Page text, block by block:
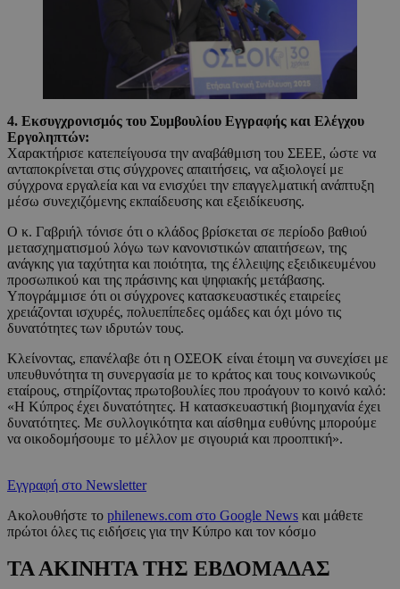
4. Εκσυγχρονισμός του Συμβουλίου Εγγραφής και Ελέγχου
Εργοληπτών:
Χαρακτήρισε κατεπείγουσα την αναβάθμιση του ΣΕΕΕ, ώστε να
ανταποκρίνεται στις σύγχρονες απαιτήσεις, να αξιολογεί με
σύγχρονα εργαλεία και να ενισχύει την επαγγελματική ανάπτυξη
μέσω συνεχιζόμενης εκπαίδευσης και εξειδίκευσης.
Ο κ. Γαβριήλ τόνισε ότι ο κλάδος βρίσκεται σε περίοδο βαθιού
μετασχηματισμού λόγω των κανονιστικών απαιτήσεων, της
ανάγκης για ταχύτητα και ποιότητα, της έλλειψης εξειδικευμένου
προσωπικού και της πράσινης και ψηφιακής μετάβασης.
Υπογράμμισε ότι οι σύγχρονες κατασκευαστικές εταιρείες
χρειάζονται ισχυρές, πολυεπίπεδες ομάδες και όχι μόνο τις
δυνατότητες των ιδρυτών τους.
Κλείνοντας, επανέλαβε ότι η ΟΣΕΟΚ είναι έτοιμη να συνεχίσει με
υπευθυνότητα τη συνεργασία με το κράτος και τους κοινωνικούς
εταίρους, στηρίζοντας πρωτοβουλίες που προάγουν το κοινό καλό:
«Η Κύπρος έχει δυνατότητες. Η κατασκευαστική βιομηχανία έχει
δυνατότητες. Με συλλογικότητα και αίσθημα ευθύνης μπορούμε
να οικοδομήσουμε το μέλλον με σιγουριά και προοπτική».
Εγγραφή στο Newsletter
Ακολουθήστε το philenews.com στο Google News και μάθετε
πρώτοι όλες τις ειδήσεις για την Κύπρο και τον κόσμο
ΤΑ ΑΚΙΝΗΤΑ ΤΗΣ ΕΒΔΟΜΑΔΑΣ